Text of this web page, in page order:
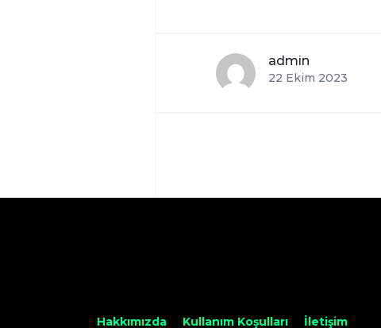
admin
22 Ekim 2023
Hakkımızda Kullanım Koşulları İletişim